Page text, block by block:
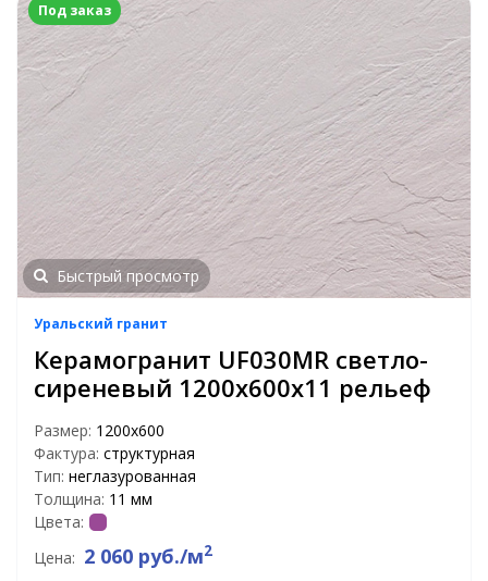
Под заказ
Быстрый просмотр
Уральский гранит
Керамогранит UF030MR светло-
сиреневый 1200х600х11 рельеф
Размер: 1200х600
Фактура: структурная
Тип: неглазурованная
Толщина: 11 мм
Цвета:
Цена: 2 060 руб./м2